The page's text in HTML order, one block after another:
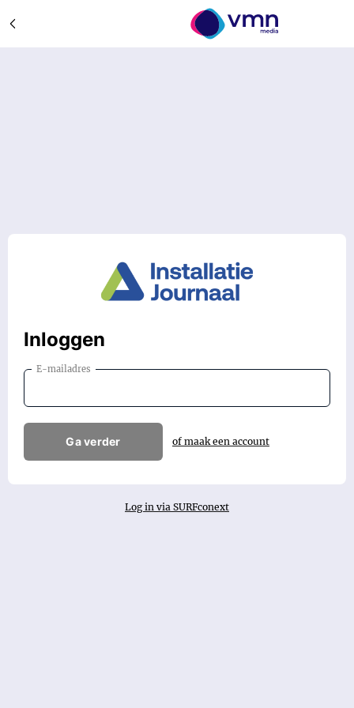
Inloggen
E-mailadres
Ga verder of maak een account
Log in via SURFconext